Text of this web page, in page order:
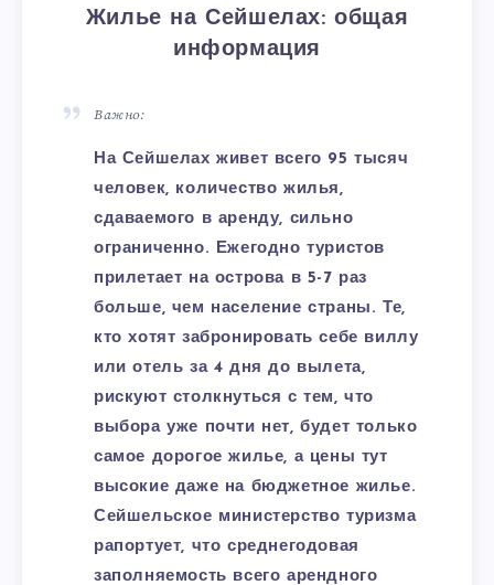
Жилье на Сейшелах: общая
информация
Важно:
На Сейшелах живет всего 95 тысяч
человек, количество жилья,
сдаваемого в аренду, сильно
ограниченно. Ежегодно туристов
прилетает на острова в 5-7 раз
больше, чем население страны. Те,
кто хотят забронировать себе виллу
или отель за 4 дня до вылета,
рискуют столкнуться с тем, что
выбора уже почти нет, будет только
самое дорогое жилье, а цены тут
высокие даже на бюджетное жилье.
Сейшельское министерство туризма
рапортует, что среднегодовая
заполняемость всего арендного